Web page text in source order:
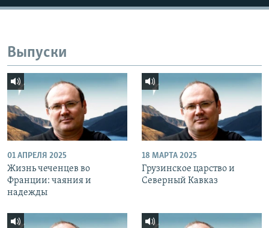
Выпуски
01 АПРЕЛЯ 2025
Жизнь чеченцев во
Франции: чаяния и
надежды
18 МАРТА 2025
Грузинское царство и
Северный Кавказ